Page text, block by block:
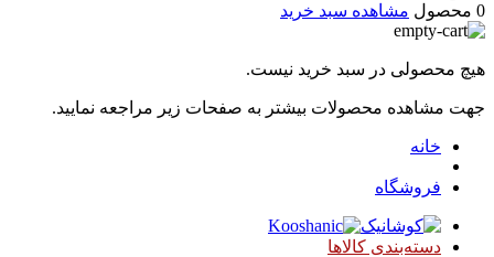
0 محصول
مشاهده سبد خرید
هیچ محصولی در سبد خرید نیست.
جهت مشاهده محصولات بیشتر به صفحات زیر مراجعه نمایید.
خانه
فروشگاه
دسته‌بندی کالاها